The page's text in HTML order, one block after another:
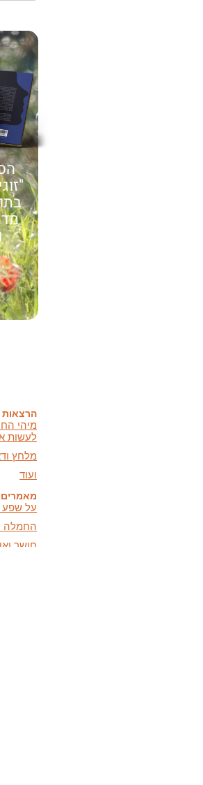
האמונה
שונות
עד
לה
לעשות
מלחץ
ועוד
מאמרים
על שפע
החמלה
חושך
היכרות
כלים